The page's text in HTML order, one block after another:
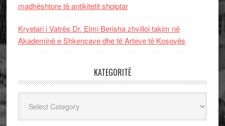
madhështore të antikitetit shqiptar
Kryetari i Vatrës Dr. Elmi Berisha zhvilloi takim në
Akademinë e Shkencave dhe të Arteve të Kosovës
KATEGORITË